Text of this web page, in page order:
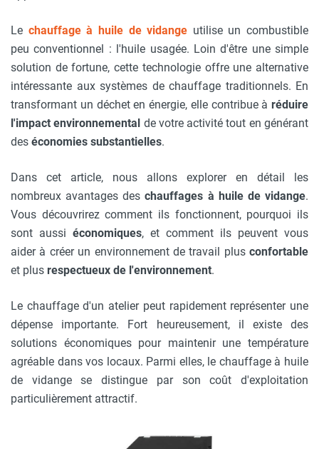
Le chauffage à huile de vidange utilise un combustible
peu conventionnel : l'huile usagée. Loin d'être une simple
solution de fortune, cette technologie offre une alternative
intéressante aux systèmes de chauffage traditionnels. En
transformant un déchet en énergie, elle contribue à réduire
l'impact environnemental de votre activité tout en générant
des économies substantielles.
Dans cet article, nous allons explorer en détail les
nombreux avantages deschauffages à huile de vidange.
Vous découvrirez comment ils fonctionnent, pourquoi ils
sont aussi économiques, et comment ils peuvent vous
aider à créer un environnement de travail plus confortable
et plus respectueux de l'environnement.
Le chauffage d'un atelier peut rapidement représenter une
dépense importante. Fort heureusement, il existe des
solutions économiques pour maintenir une température
agréable dans vos locaux. Parmi elles, le chauffage à huile
de vidange se distingue par son coût d'exploitation
particulièrement attractif.